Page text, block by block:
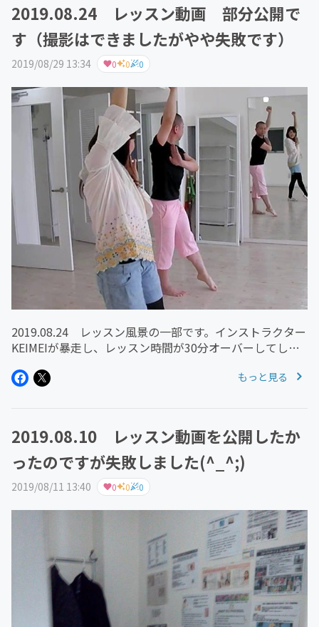
2019.08.24 レッスン動画 部分公開で
す（撮影はできましたがやや失敗です）
2019/08/29 13:34 0 0 0
2019.08.24 レッスン風景の一部です。インストラクター
KEIMEIが暴走し、レッスン時間が30分オーバーしてしま
Ipfoneから動画データを抜き出すことができず、Iphone...
もっと見る
2019.08.10 レッスン動画を公開したか
ったのですが失敗しました(^_^;)
2019/08/11 13:40 0 0 0